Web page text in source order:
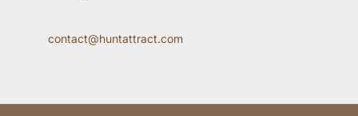
contact@huntattract.com